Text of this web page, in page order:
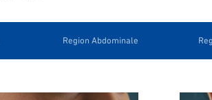
Region Abdominale